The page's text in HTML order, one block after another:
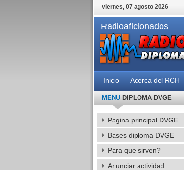
viernes, 07 agosto 2026
Radioaficionados
Inicio Acerca del RCH
MENUDIPLOMA DVGE
Pagina principal DVGE
Bases diploma DVGE
Para que sirven?
Anunciar actividad